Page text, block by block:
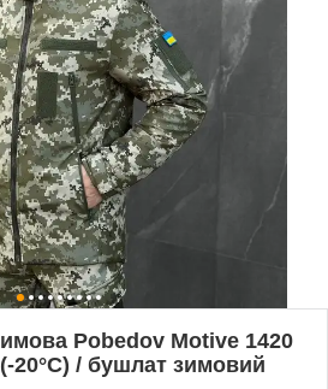
Pobedov Motive 1420
20°С) / бушлат зимовий